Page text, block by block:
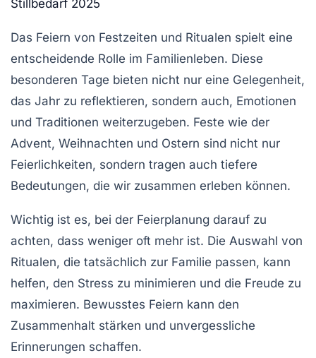
Stillbedarf 2025
Das Feiern von Festzeiten und Ritualen spielt eine
entscheidende Rolle im Familienleben. Diese
besonderen Tage bieten nicht nur eine Gelegenheit,
das Jahr zu reflektieren, sondern auch, Emotionen
und Traditionen weiterzugeben. Feste wie der
Advent, Weihnachten und Ostern sind nicht nur
Feierlichkeiten, sondern tragen auch tiefere
Bedeutungen, die wir zusammen erleben können.
Wichtig ist es, bei der Feierplanung darauf zu
achten, dass weniger oft mehr ist. Die Auswahl von
Ritualen, die tatsächlich zur Familie passen, kann
helfen, den Stress zu minimieren und die Freude zu
maximieren. Bewusstes Feiern kann den
Zusammenhalt stärken und unvergessliche
Erinnerungen schaffen.